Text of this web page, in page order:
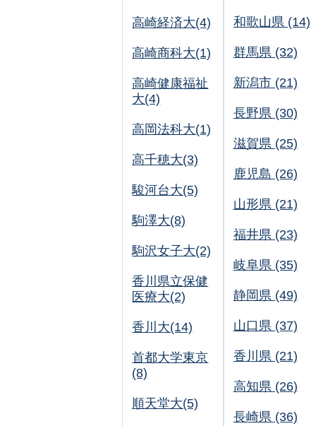
高崎経済大(4)
高崎商科大(1)
高崎健康福祉
大(4)
高岡法科大(1)
高千穂大(3)
駿河台大(5)
駒澤大(8)
駒沢女子大(2)
香川県立保健
医療大(2)
香川大(14)
首都大学東京
(8)
順天堂大(5)
和歌山県 (14)
群馬県 (32)
新潟市 (21)
長野県 (30)
滋賀県 (25)
鹿児島 (26)
山形県 (21)
福井県 (23)
岐阜県 (35)
静岡県 (49)
山口県 (37)
香川県 (21)
高知県 (26)
長崎県 (36)